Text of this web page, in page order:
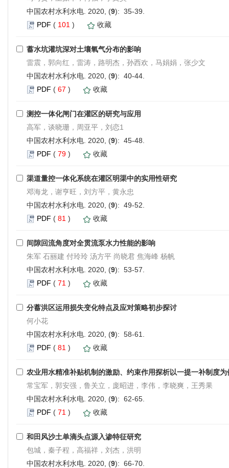
中国农村水利水电. 2020, (9): 35-39.
PDF ( 101 ) 收藏
蓄水坑灌坑深对土壤氧气分布的影响
雷震，郭向红，雷涛，路明杰，孙西欢，马娟娟，张少文
中国农村水利水电. 2020, (9): 40-44.
PDF ( 67 ) 收藏
测控一体化闸门在灌区的研究与应用
高军，谈晓珊，周亚平，刘恋1
中国农村水利水电. 2020, (9): 45-48.
PDF ( 79 ) 收藏
渠道量控一体化系统在灌区明渠中的实用性研究
邓海龙，谢亨旺，刘方平，黄永忠
中国农村水利水电. 2020, (9): 49-52.
PDF ( 81 ) 收藏
间隙回流角度对全贯流泵水力性能的影响
朱军 石丽建 付玲玲 汤方平 尚晓君 焦海峰 杨帆
中国农村水利水电. 2020, (9): 53-57.
PDF ( 71 ) 收藏
分蓄洪区运用损失变化特点及应对策略初步探讨
何小花
中国农村水利水电. 2020, (9): 58-61.
PDF ( 81 ) 收藏
农业用水精准补贴机制的激励、约束作用探析以一提一补制度为
常宝军，郭安强，鲁关立，庞昭进，李伟，李晓爽，王秀果
中国农村水利水电. 2020, (9): 62-65.
PDF ( 71 ) 收藏
和田风沙土单滴头点源入渗特征研究
包城，秦子程，高福祥，刘杰，洪明
中国农村水利水电. 2020, (9): 66-70.